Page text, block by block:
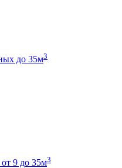
до 35м3
9 до 35м3